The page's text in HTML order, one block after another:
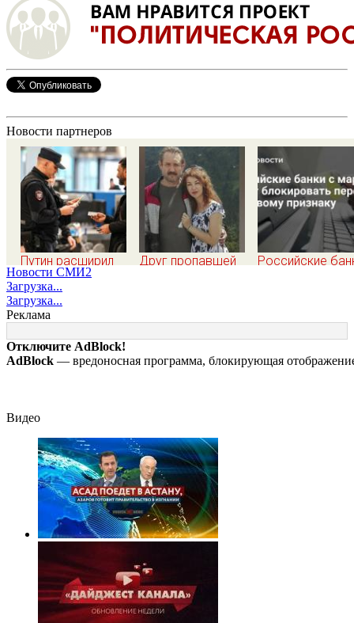
Новости партнеров
Путин расширил
перечень
оснований для
выдворения
мигрантов
Друг пропавшей
от них
Российские
новому
Новости СМИ2
Загрузка...
Загрузка...
Реклама
Отключите AdBlock!
AdBlock — вредоносная программа, блокирующая
Видео